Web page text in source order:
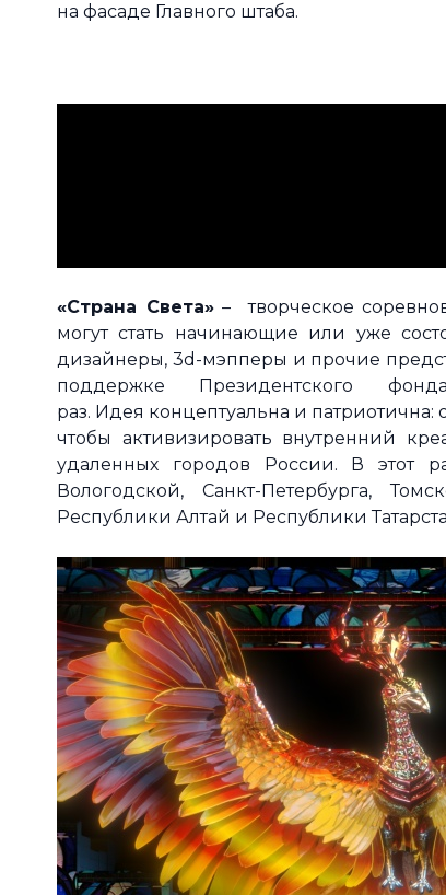
на фасаде Главного штаба.
«Страна Света»– творческое
могут стать начинающие или уже
дизайнеры, 3d-мэпперы и прочие
поддержке Президентского
раз. Идея концептуальна и
чтобы активизировать внутренний
удаленных городов России. В этот
Вологодской,Санкт-Петербурга,
Республики Алтай и Республики